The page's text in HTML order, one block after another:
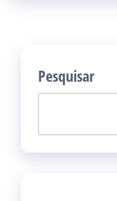
Pesquisar